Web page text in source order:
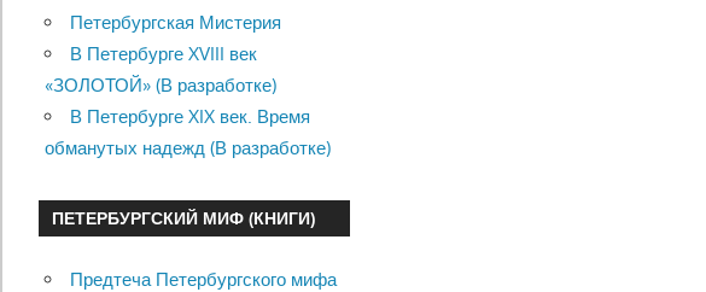
Петербургская Мистерия
В Петербурге XVIII век
«ЗОЛОТОЙ» (В разработке)
В Петербурге XIX век. Время
обманутых надежд (В разработке)
ПЕТЕРБУРГСКИЙ МИФ (КНИГИ)
Предтеча Петербургского мифа